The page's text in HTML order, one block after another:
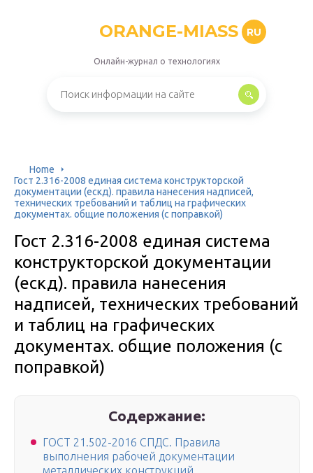
ORANGE-MIASS RU
Онлайн-журнал о технологиях
Home
Гост 2.316-2008 единая система конструкторской
документации (ескд). правила нанесения надписей,
технических требований и таблиц на графических
документах. общие положения (с поправкой)
Гост 2.316-2008 единая система
конструкторской документации
(ескд). правила нанесения
надписей, технических требований
и таблиц на графических
документах. общие положения (с
поправкой)
Содержание:
ГОСТ 21.502-2016 СПДС. Правила
выполнения рабочей документации
металлических конструкций